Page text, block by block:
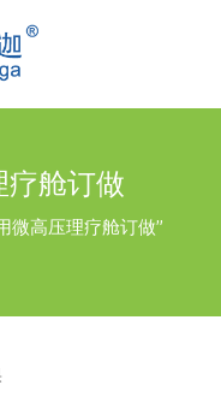
疗舱订做
微高压理疗舱订做”